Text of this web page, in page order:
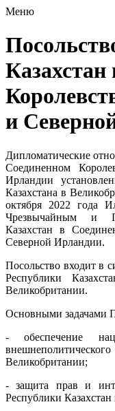
Меню
и
Дипломатические
Соединенном
Ирландии
Казахстана в
октября 2022 года
Чрезвычайным и
Казахстан в
Северной Ирландии.
Посольство входит в
Республики
Великобритании.
Основными задачами
- обеспечение
Великобритании;
- защита прав и
Республики